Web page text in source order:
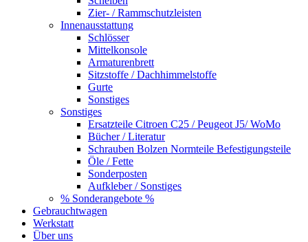
Zier- / Rammschutzleisten
Innenausstattung
Schlösser
Mittelkonsole
Armaturenbrett
Sitzstoffe / Dachhimmelstoffe
Gurte
Sonstiges
Sonstiges
Ersatzteile Citroen C25 / Peugeot J5/ WoMo
Bücher / Literatur
Schrauben Bolzen Normteile Befestigungsteile
Öle / Fette
Sonderposten
Aufkleber / Sonstiges
% Sonderangebote %
Gebrauchtwagen
Werkstatt
Über uns